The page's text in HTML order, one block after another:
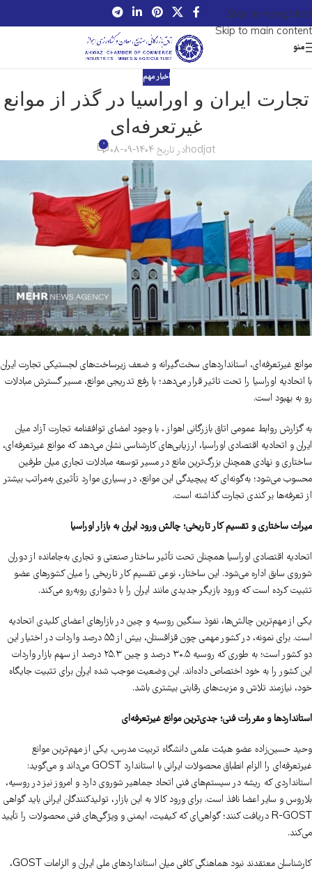
Skip to navigation
Skip to main content
منو
اخبار مهم
تجارت ایران و اوراسیا در گذر از موانع
غیرتعرفه‌ای
hodjatدر تاریخ 1404-09-08 0
موانع غیرتعرفه‌ای، استانداردهای سخت‌گیرانه و ضعف زیرساخت‌های لجستیکی تجارت ایران
با اتحادیه اوراسیا را تحت تاثیر قرار می‌دهد؛ با رفع تدریجی موانع، مسیر گسترش مبادلات
رو به بهبود است.
به گزارش روابط عمومی اتاق بازرگانی اهواز ، با وجود امضای توافقنامه تجارت آزاد میان
ایران و اتحادیه اقتصادی اوراسیا، ارزیابی‌های کارشناسی نشان می‌دهد که موانع غیرتعرفه‌ای،
ساختاری و نهادی همچنان بزرگ‌ترین مانع در مسیر توسعه مبادلات تجاری میان طرفین
محسوب می‌شود؛ به‌گونه‌ای که پیچیدگی این موانع، در بسیاری موارد تأثیری به‌مراتب بیشتر
از تعرفه‌ها بر کندی تجارت گذاشته است.
میراث ساختاری و تقسیم کار تاریخی؛ چالش ورود ایران به بازار اوراسیا
اتحادیه اقتصادی اوراسیا همچنان تحت تأثیر ساختار صنعتی و تجاری به‌جامانده از دوران
شوروی سابق اداره می‌شود. این ساختار، نوعی تقسیم کار تاریخی را میان کشورهای عضو
تثبیت کرده است که ورود بازیگر جدیدی مانند ایران را با دشواری روبه‌رو می‌کند.
یکی از مهم‌ترین چالش‌ها، نفوذ سنگین روسیه و چین در بازارهای اعضای کلیدی اتحادیه
است. برای نمونه، در کشور مهمی چون قزاقستان، بیش از ۵۵ درصد واردات در اختیار این
دو کشور است؛ به طوری که روسیه ۳۰.۵ درصد و چین ۲۵.۳ درصد از سهم بازار واردات
این کشور را به خود اختصاص داده‌اند. این وضعیت موجب شده ایران برای تثبیت جایگاه
خود، نیازمند تلاش و مزیت‌های رقابتی بیشتری باشد.
استانداردها و مقررات فنی؛ جدی‌ترین موانع غیرتعرفه‌ای
وحید حسین‌زاده عضو هیئت علمی دانشگاه تربیت مدرس، یکی از مهم‌ترین موانع
غیرتعرفه‌ای را الزام انطباق محصولات ایرانی با استاندارد GOST می‌داند و می‌گوید:
استانداردی که ریشه در سیستم‌های فنی اتحاد جماهیر شوروی دارد و امروز نیز در روسیه،
بلاروس و سایر اعضا نافذ است. برای ورود کالا به این بازار، تولیدکنندگان ایرانی باید گواهی
R-GOST دریافت کنند؛ گواهی‌ای که کیفیت، ایمنی و ویژگی‌های فنی محصولات را تأیید
می‌کند.
کارشناسان معتقدند نبود هماهنگی کافی میان استانداردهای ملی ایران و الزامات GOST،